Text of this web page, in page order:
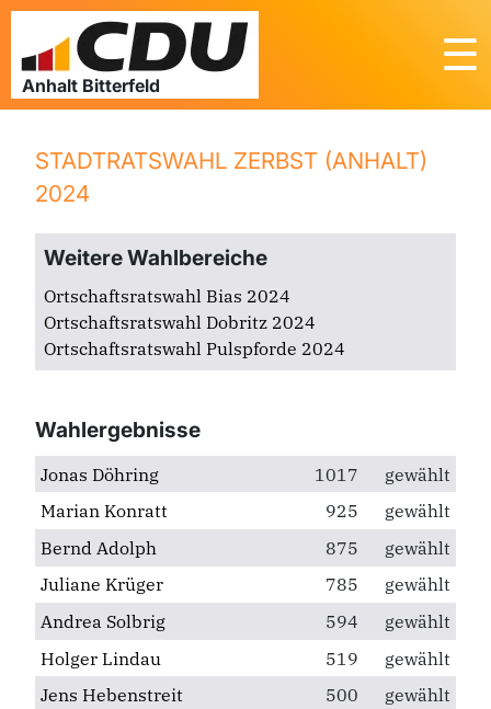
☰
STADTRATSWAHL ZERBST (ANHALT)
2024
Wahlergebnisse
Jonas Döhring 1017
gewählt
Marian Konratt
925
gewählt
Bernd Adolph
875
gewählt
Juliane Krüger
785
gewählt
Andrea Solbrig
594
gewählt
Holger Lindau
519
gewählt
Jens Hebenstreit
500
gewählt
Weitere Wahlbereiche
Ortschaftsratswahl Bias 2024
Ortschaftsratswahl Dobritz 2024
Ortschaftsratswahl Pulspforde 2024